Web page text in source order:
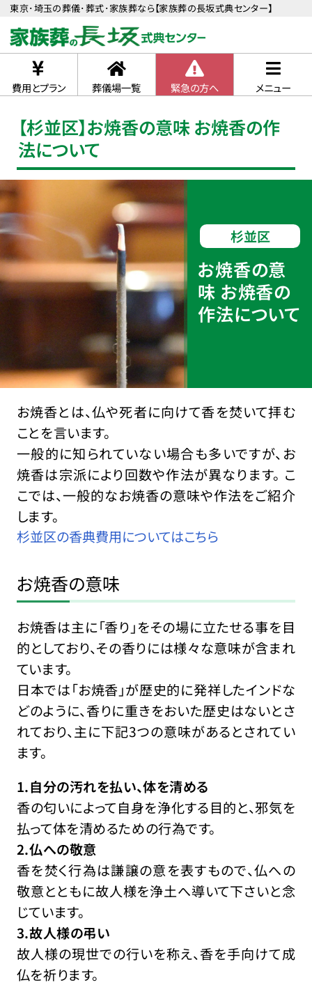
東京･埼玉の葬儀･葬式･家族葬なら【家族葬の長坂式典センター】
費用とプラン 葬儀場一覧 緊急の方へ メニュー
【杉並区】お焼香の意味 お焼香の作
法について
杉並区
お焼香の意
味 お焼香の
作法について
お焼香とは、仏や死者に向けて香を焚いて拝む
ことを言います。
一般的に知られていない場合も多いですが、お
焼香は宗派により回数や作法が異なります。 こ
こでは、一般的なお焼香の意味や作法をご紹介
します。
杉並区の香典費用についてはこちら
お焼香の意味
お焼香は主に「香り」をその場に立たせる事を目
的としており、その香りには様々な意味が含まれ
ています。
日本では「お焼香」が歴史的に発祥したインドな
どのように、香りに重きをおいた歴史はないとさ
れており、主に下記3つの意味があるとされてい
ます。
1.自分の汚れを払い、体を清める
香の匂いによって自身を浄化する目的と、邪気を
払って体を清めるための行為です。
2.仏への敬意
香を焚く行為は謙譲の意を表すもので、仏への
敬意とともに故人様を浄土へ導いて下さいと念
じています。
3.故人様の弔い
故人様の現世での行いを称え、香を手向けて成
仏を祈ります。